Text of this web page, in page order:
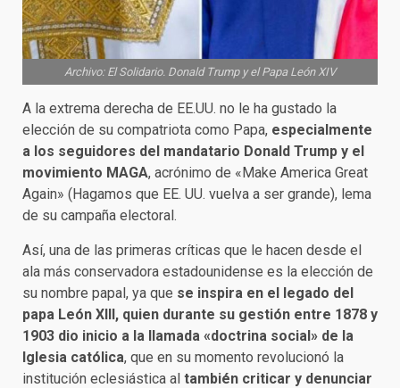
Archivo: El Solidario. Donald Trump y el Papa León XIV
A la extrema derecha de EE.UU. no le ha gustado la
elección de su compatriota como Papa, especialmente
a los seguidores del mandatario Donald Trump y el
movimiento MAGA, acrónimo de «Make America Great
Again» (Hagamos que EE. UU. vuelva a ser grande), lema
de su campaña electoral.
Así, una de las primeras críticas que le hacen desde el
ala más conservadora estadounidense es la elección de
su nombre papal, ya que se inspira en el legado del
papa León XIII, quien durante su gestión entre 1878 y
1903 dio inicio a la llamada «doctrina social» de la
Iglesia católica, que en su momento revolucionó la
institución eclesiástica al también criticar y denunciar